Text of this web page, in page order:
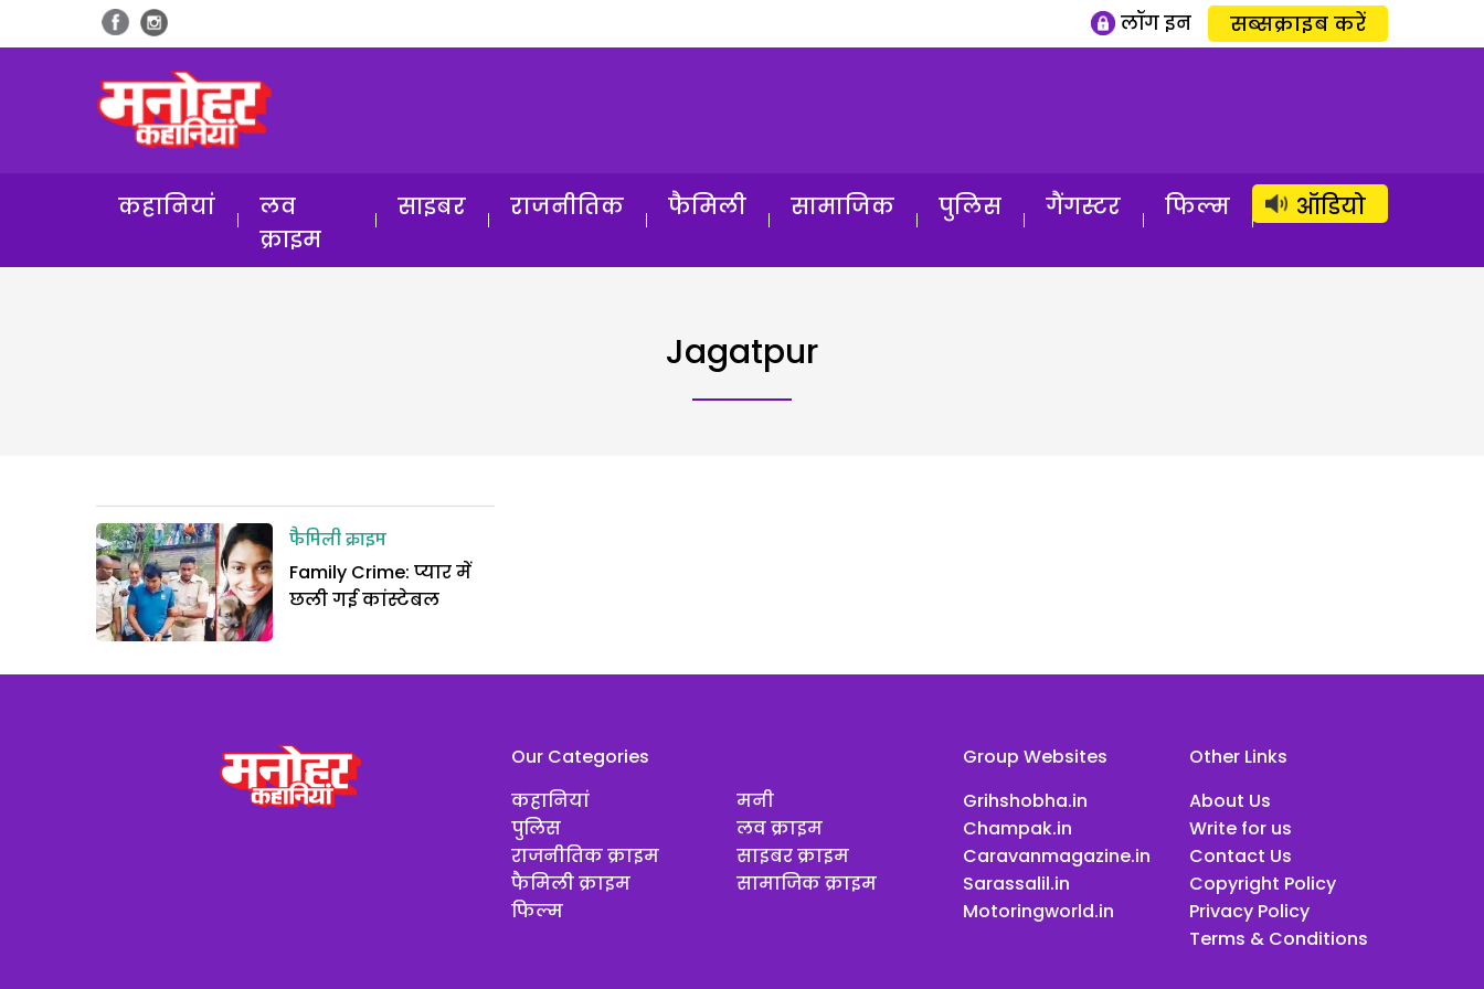
लॉग इन सब्सक्राइब करें
कहानियां
लव
क्राइम
साइबर राजनीतिक फैमिली सामाजिक पुलिस गैंगस्टर फिल्म ऑडियो
Jagatpur
फैमिली क्राइम
Family Crime: प्यार में
छली गई कांस्टेबल
Our Categories
कहानियां
पुलिस
राजनीतिक क्राइम
फैमिली क्राइम
फिल्म
मनी
लव क्राइम
साइबर क्राइम
सामाजिक क्राइम
Group Websites
Grihshobha.in
Champak.in
Caravanmagazine.in
Sarassalil.in
Motoringworld.in
Other Links
About Us
Write for us
Contact Us
Copyright Policy
Privacy Policy
Terms & Conditions